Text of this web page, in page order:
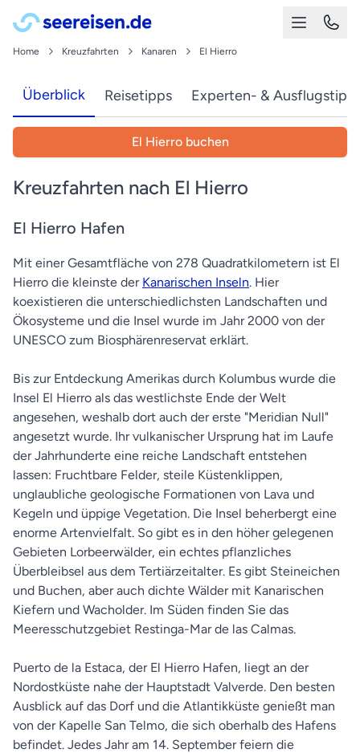
Home Kreuzfahrten Kanaren El Hierro
Überblick Reisetipps Experten- &
El Hierro buchen
Kreuzfahrten nach El Hierro
El Hierro Hafen
Mit einer Gesamtfläche von 278 Quadratkilometern ist El
Hierro die kleinste der Kanarischen Inseln. Hier
koexistieren die unterschiedlichsten Landschaften und
Ökosysteme und die Insel wurde im Jahr 2000 von der
UNESCO zum Biosphärenreservat erklärt.
Bis zur Entdeckung Amerikas durch Kolumbus wurde die
Insel El Hierro als das westlichste Ende der Welt
angesehen, weshalb dort auch der erste "Meridian Null"
angesetzt wurde. Ihr vulkanischer Ursprung hat im Laufe
der Jahrhunderte eine reiche Landschaft entstehen
lassen: Fruchtbare Felder, steile Küstenklippen,
unglaubliche geologische Formationen von Lava und
Kegeln und üppige Vegetation. Die Insel beherbergt eine
enorme Artenvielfalt. So gibt es in den höher gelegenen
Gebieten Lorbeerwälder, ein echtes pflanzliches
Überbleibsel aus dem Tertiärzeitalter. Es gibt Steineichen
und Buchen, aber auch dichte Wälder mit Kanarischen
Kiefern und Wacholder. Im Süden finden Sie das
Meeresschutzgebiet Restinga-Mar de las Calmas.
Puerto de la Estaca, der El Hierro Hafen, liegt an der
Nordostküste nahe der Hauptstadt Valverde. Den besten
Ausblick auf das Dorf und die Atlantikküste genießt man
von der Kapelle San Telmo, die sich oberhalb des Hafens
befindet. Jedes Jahr am 14. September feiern die